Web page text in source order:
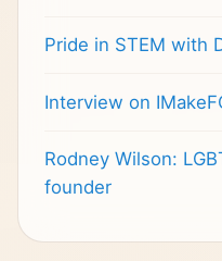
Pride in STEM with
Interview on
Rodney Wilson:
founder